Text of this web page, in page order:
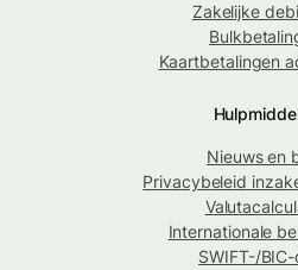
Zakelijke
Kaartbetalingen
Nieuws en
Privacybeleid
Internationale
SWIFT-/